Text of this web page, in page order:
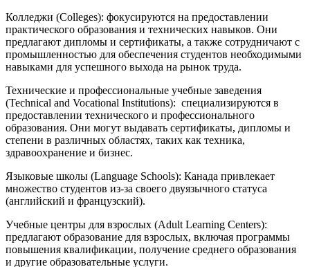
Колледжи (Colleges): фокусируются на предоставлении
практического образования и технических навыков. Они
предлагают дипломы и сертификаты, а также сотрудничают с
промышленностью для обеспечения студентов необходимыми
навыками для успешного выхода на рынок труда.
Технические и профессиональные учебные заведения
(Technical and Vocational Institutions): специализируются в
предоставлении технического и профессионального
образования. Они могут выдавать сертификаты, дипломы и
степени в различных областях, таких как техника,
здравоохранение и бизнес.
Языковые школы (Language Schools): Канада привлекает
множество студентов из-за своего двуязычного статуса
(английский и французский).
Учебные центры для взрослых (Adult Learning Centers):
предлагают образование для взрослых, включая программы
повышения квалификации, получение среднего образования
и другие образовательные услуги.